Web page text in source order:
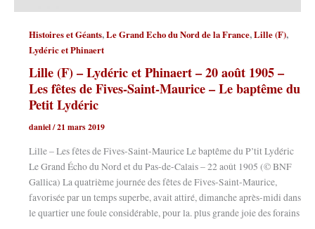
Histoires et Géants,Le Grand Echo du Nord de la France,Lille (F),
Lydéric et Phinaert
Lille (F) – Lydéric et Phinaert – 20 août 1905 –
Les fêtes de Fives-Saint-Maurice – Le baptême du
Petit Lydéric
daniel/21 mars 2019
Lille – Les fêtes de Fives-Saint-Maurice Le baptême du P’tit Lydéric
Le Grand Écho du Nord et du Pas-de-Calais – 22 août 1905 (© BNF
Gallica) La quatrième journée des fêtes de Fives-Saint-Maurice,
favorisée par un temps superbe, avait attiré, dimanche après-midi dans
le quartier une foule considérable, pour la. plus grande joie des forains